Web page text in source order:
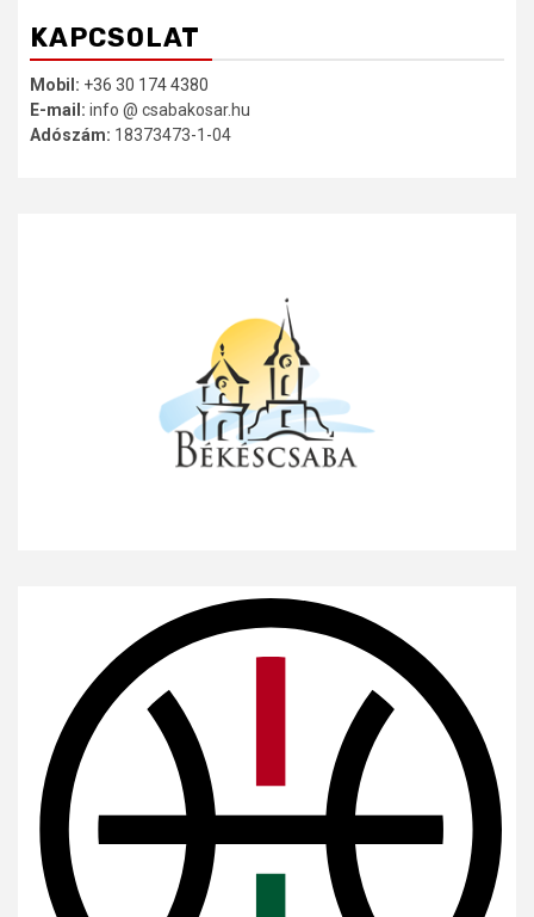
KAPCSOLAT
Mobil: +36 30 174 4380
E-mail: info @ csabakosar.hu
Adószám: 18373473-1-04